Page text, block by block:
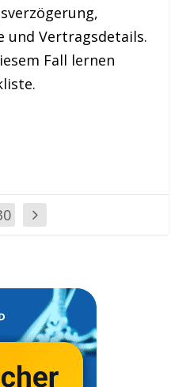
und Vertragsdetails.
Fall lernen